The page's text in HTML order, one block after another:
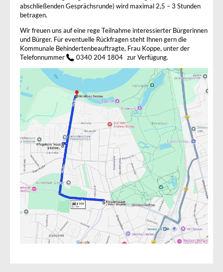
abschließenden Gesprächsrunde) wird maximal 2,5 – 3 Stunden
betragen.
Wir freuen uns auf eine rege Teilnahme interessierter Bürgerinnen
und Bürger. Für eventuelle Rückfragen steht Ihnen gern die
Kommunale Behindertenbeauftragte, Frau Koppe, unter der
Telefonnummer
0340 204 1804 zur Verfügung.